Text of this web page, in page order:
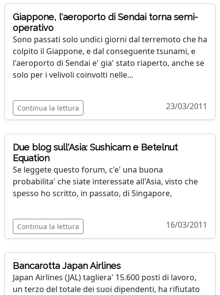
Giappone, l'aeroporto di Sendai torna semi-
operativo
Sono passati solo undici giorni dal terremoto che ha
colpito il Giappone, e dal conseguente tsunami, e
l'aeroporto di Sendai e' gia' stato riaperto, anche se
solo per i velivoli coinvolti nelle...
Continua la lettura 23/03/2011
Due blog sull'Asia: Sushicam e Betelnut
Equation
Se leggete questo forum, c'e' una buona
probabilita' che siate interessate all'Asia, visto che
spesso ho scritto, in passato, di Singapore,
Continua la lettura 16/03/2011
Bancarotta Japan Airlines
Japan Airlines (JAL) tagliera' 15.600 posti di lavoro,
un terzo del totale dei suoi dipendenti, ha rifiutato